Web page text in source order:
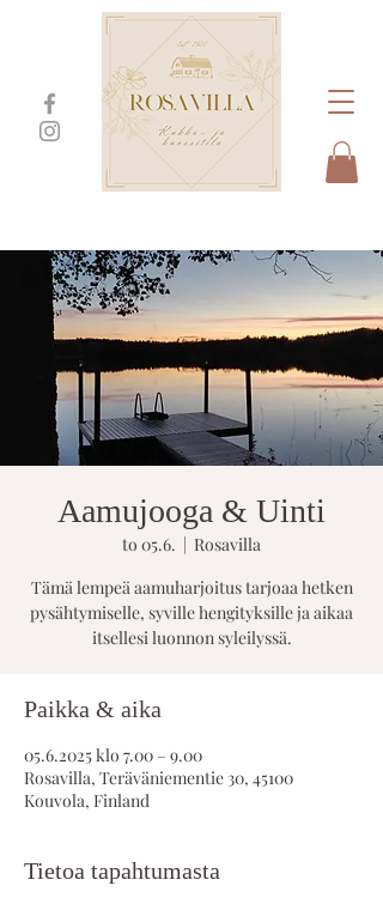
Aamujooga & Uinti
to 05.6.
  |
Rosavilla
Tämä lempeä aamuharjoitus tarjoaa hetken
pysähtymiselle, syville hengityksille ja aikaa
itsellesi luonnon syleilyssä.
Paikka & aika
05.6.2025 klo 7.00 – 9.00
Rosavilla, Teräväniementie 30, 45100
Kouvola, Finland
Tietoa tapahtumasta